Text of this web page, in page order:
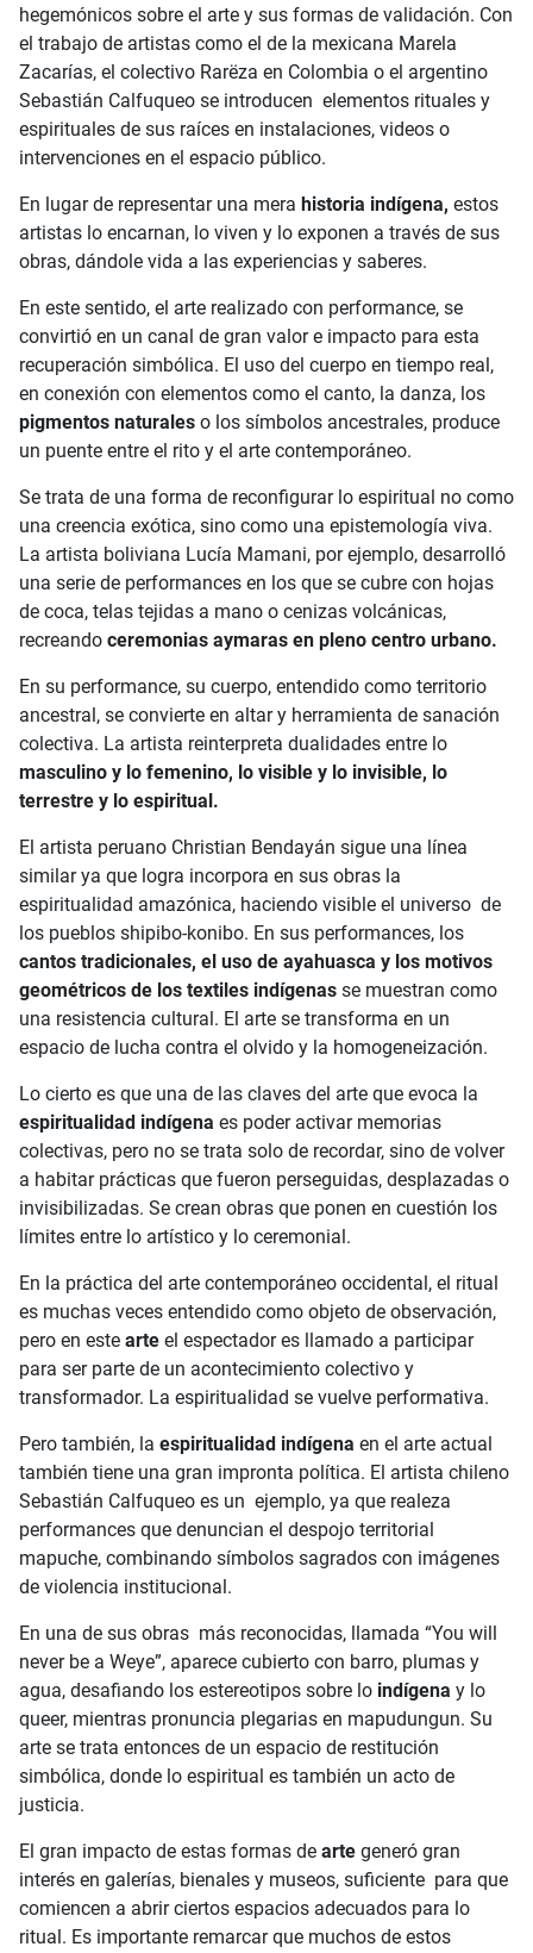
hegemónicos sobre el arte y sus formas de validación. Con
el trabajo de artistas como el de la mexicana Marela
Zacarías, el colectivo Rarëza en Colombia o el argentino
Sebastián Calfuqueo se introducen elementos rituales y
espirituales de sus raíces en instalaciones, videos o
intervenciones en el espacio público.
En lugar de representar una mera historia indígena, estos
artistas lo encarnan, lo viven y lo exponen a través de sus
obras, dándole vida a las experiencias y saberes.
En este sentido, el arte realizado con performance, se
convirtió en un canal de gran valor e impacto para esta
recuperación simbólica. El uso del cuerpo en tiempo real,
en conexión con elementos como el canto, la danza, los
pigmentos naturales o los símbolos ancestrales, produce
un puente entre el rito y el arte contemporáneo.
Se trata de una forma de reconfigurar lo espiritual no como
una creencia exótica, sino como una epistemología viva.
La artista boliviana Lucía Mamani, por ejemplo, desarrolló
una serie de performances en los que se cubre con hojas
de coca, telas tejidas a mano o cenizas volcánicas,
recreando ceremonias aymaras en pleno centro urbano.
En su performance, su cuerpo, entendido como territorio
ancestral, se convierte en altar y herramienta de sanación
colectiva. La artista reinterpreta dualidades entre lo
masculino y lo femenino, lo visible y lo invisible, lo
terrestre y lo espiritual.
El artista peruano Christian Bendayán sigue una línea
similar ya que logra incorpora en sus obras la
espiritualidad amazónica, haciendo visible el universo de
los pueblos shipibo-konibo. En sus performances, los
cantos tradicionales, el uso de ayahuasca y los motivos
geométricos de los textiles indígenas se muestran como
una resistencia cultural. El arte se transforma en un
espacio de lucha contra el olvido y la homogeneización.
Lo cierto es que una de las claves del arte que evoca la
espiritualidad indígena es poder activar memorias
colectivas, pero no se trata solo de recordar, sino de volver
a habitar prácticas que fueron perseguidas, desplazadas o
invisibilizadas. Se crean obras que ponen en cuestión los
límites entre lo artístico y lo ceremonial.
En la práctica del arte contemporáneo occidental, el ritual
es muchas veces entendido como objeto de observación,
pero en este arte el espectador es llamado a participar
para ser parte de un acontecimiento colectivo y
transformador. La espiritualidad se vuelve performativa.
Pero también, la espiritualidad indígena en el arte actual
también tiene una gran impronta política. El artista chileno
Sebastián Calfuqueo es un ejemplo, ya que realeza
performances que denuncian el despojo territorial
mapuche, combinando símbolos sagrados con imágenes
de violencia institucional.
En una de sus obras más reconocidas, llamada “You will
never be a Weye”, aparece cubierto con barro, plumas y
agua, desafiando los estereotipos sobre lo indígena y lo
queer, mientras pronuncia plegarias en mapudungun. Su
arte se trata entonces de un espacio de restitución
simbólica, donde lo espiritual es también un acto de
justicia.
El gran impacto de estas formas de arte generó gran
interés en galerías, bienales y museos, suficiente para que
comiencen a abrir ciertos espacios adecuados para lo
ritual. Es importante remarcar que muchos de estos